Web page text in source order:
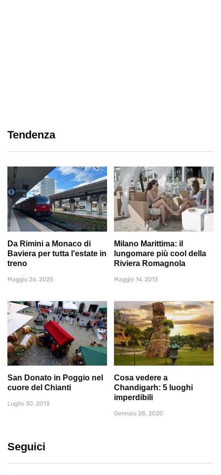
Tendenza
Da Rimini a Monaco di
Baviera per tutta l'estate in
treno
Maggio 26, 2025
Milano Marittima: il
lungomare più cool della
Riviera Romagnola
Maggio 14, 2013
San Donato in Poggio nel
cuore del Chianti
Luglio 30, 2013
Cosa vedere a
Chandigarh: 5 luoghi
imperdibili
Gennaio 28, 2020
Seguici